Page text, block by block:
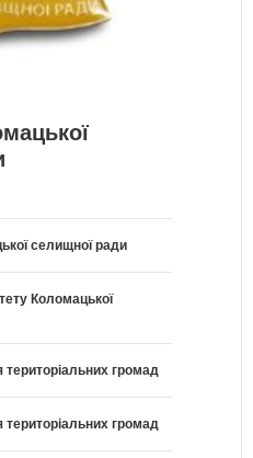
селищної ради
Коломацької
територіальних громад
територіальних громад